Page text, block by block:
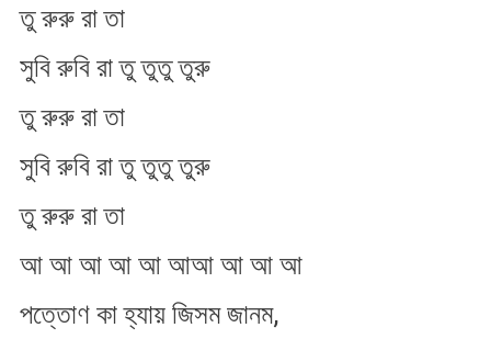
ঝরা
তু রুরু রা তা
সুবি রুবি রা তু তুতু তুরু
তু রুরু রা তা
সুবি রুবি রা তু তুতু তুরু
তু রুরু রা তা
আ আ আ আ আ আআ আ আ আ
পত্তোণ কা হ্যায় জিসম জানম,